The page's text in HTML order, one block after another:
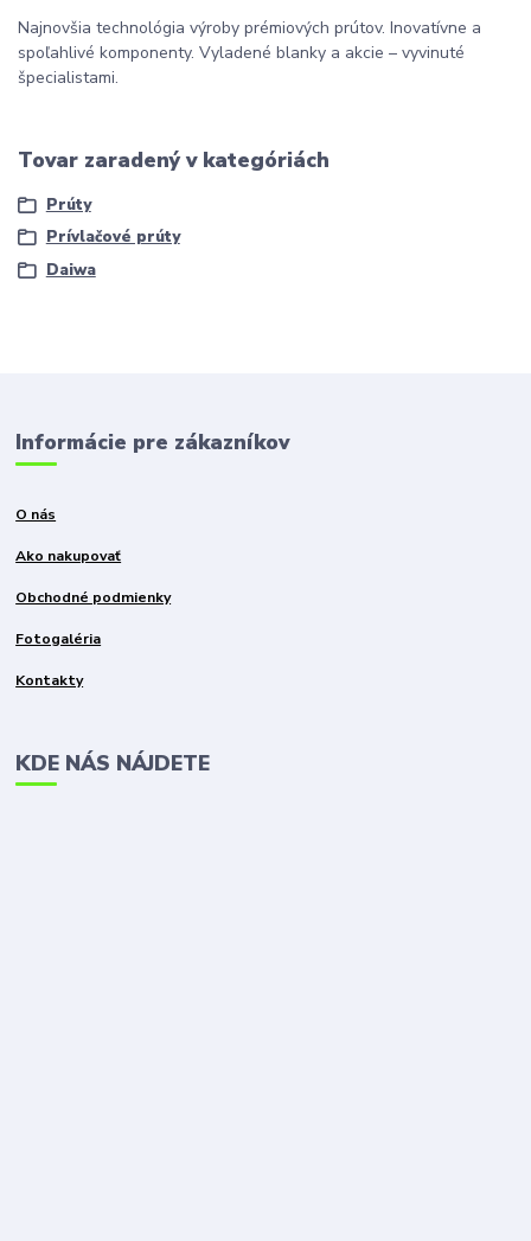
Najnovšia technológia výroby prémiových prútov. Inovatívne a
spoľahlivé komponenty. Vyladené blanky a akcie – vyvinuté
špecialistami.
Tovar zaradený v kategóriách
Prúty
Prívlačové prúty
Daiwa
Informácie pre zákazníkov
O nás
Ako nakupovať
Obchodné podmienky
Fotogaléria
Kontakty
KDE NÁS NÁJDETE